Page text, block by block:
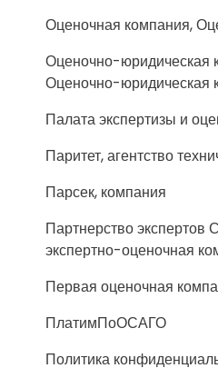
Оценочная компания,
Оценочно-юридическая
Оценочно-юридическая
Палата экспертизы и
Паритет, агентство
Парсек, компания
Партнерство экспертов
экспертно-оценочная
Первая оценочная
ПлатимПоОСАГО
Политика